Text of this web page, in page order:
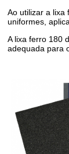
Ao utilizar a lixa
uniformes,
A lixa ferro 180
adequada para